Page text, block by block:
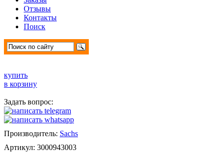
Отзывы
Контакты
Поиск
купить
в корзину
Задать вопрос:
Производитель: Sachs
Артикул: 3000943003